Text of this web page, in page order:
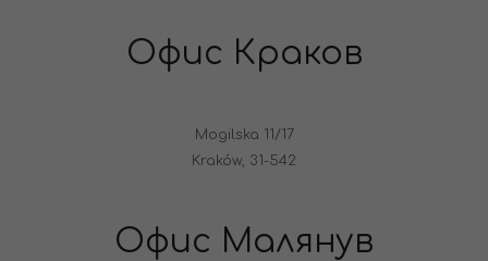
Офис Краков
Mogilska 11/17
Kraków, 31-542
Офис Малянув